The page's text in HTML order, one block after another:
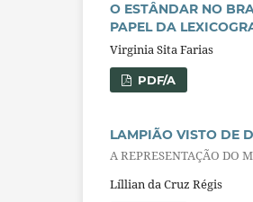
O ESTÂNDAR NO
PAPEL DA
Virginia Sita Farias
PDF/A
LAMPIÃO VISTO DE
A REPRESENTAÇÃO DO
Líllian da Cruz Régis